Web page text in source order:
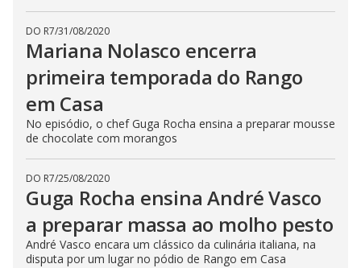
DO R7/31/08/2020
Mariana Nolasco encerra
primeira temporada do Rango
em Casa
No episódio, o chef Guga Rocha ensina a preparar mousse
de chocolate com morangos
DO R7/25/08/2020
Guga Rocha ensina André Vasco
a preparar massa ao molho pesto
André Vasco encara um clássico da culinária italiana, na
disputa por um lugar no pódio de Rango em Casa